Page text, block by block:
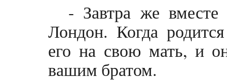
- Завтра же
Лондон. Когда
его на свою мать, и
вашим братом.